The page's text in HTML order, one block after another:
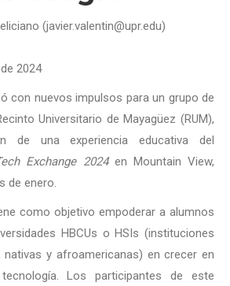
(javier.valentin@upr.edu)
2024
con nuevos impulsos para un grupo de
Universitario de Mayagüez (RUM),
de una experiencia educativa del
Exchange 2024en Mountain View,
de enero.
como objetivo empoderar a alumnos
HBCUs o HSIs (instituciones
nativas y afroamericanas) en crecer en
Los participantes de este